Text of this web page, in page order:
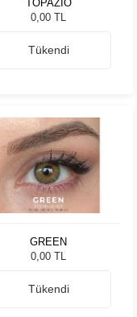
TOPAZIO
0,00 TL
Tükendi
GREEN
0,00 TL
Tükendi